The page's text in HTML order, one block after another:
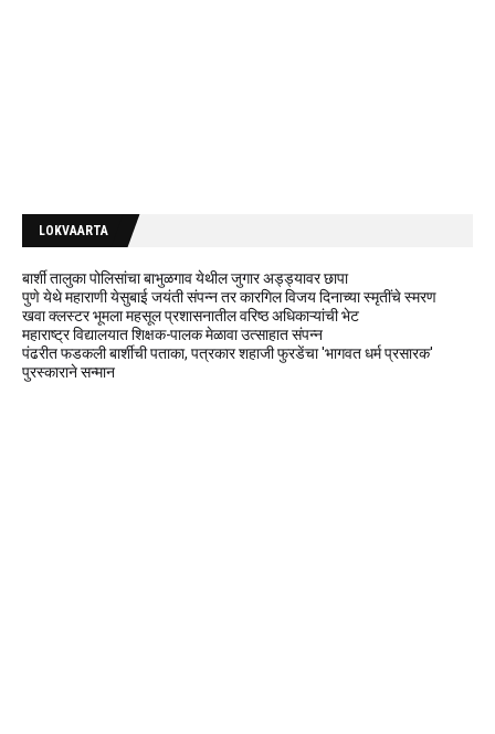
LOKVAARTA
बार्शी तालुका पोलिसांचा बाभुळगाव येथील जुगार अड्ड्यावर छापा
पुणे येथे महाराणी येसुबाई जयंती संपन्न तर कारगिल विजय दिनाच्या स्मृतींचे स्मरण
खवा क्लस्टर भूमला महसूल प्रशासनातील वरिष्ठ अधिकाऱ्यांची भेट
महाराष्ट्र विद्यालयात शिक्षक-पालक मेळावा उत्साहात संपन्न
पंढरीत फडकली बार्शीची पताका, पत्रकार शहाजी फुरडेंचा 'भागवत धर्म प्रसारक'
पुरस्काराने सन्मान